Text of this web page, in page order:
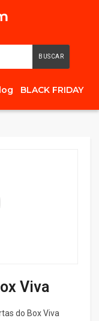
BUSCAR
BLACK FRIDAY
Viva
do Box Viva